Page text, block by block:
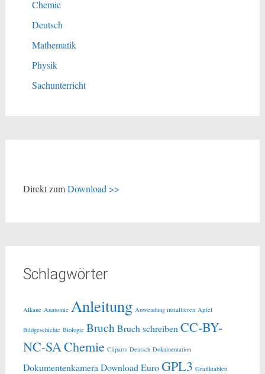
Chemie
Deutsch
Mathematik
Physik
Sachunterricht
Direkt zumDownload >>
Schlagwörter
Alkane Anatomie Anleitung Anwendung installieren Apfel
Bildgeschichte Biologie BruchBruch schreiben CC-BY-
NC-SAChemie Cliparts Deutsch Dokumentation
Dokumentenkamera Download EuroGPL3 Grafiktablett